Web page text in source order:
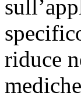
riduce